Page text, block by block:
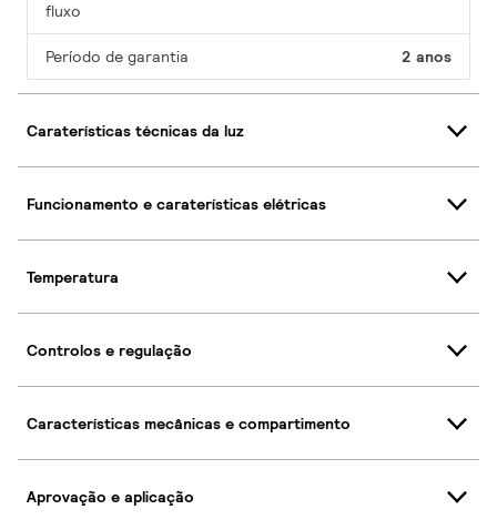
fluxo
Período de garantia 2 anos
Caraterísticas técnicas da luz
Funcionamento e caraterísticas elétricas
Temperatura
Controlos e regulação
Características mecânicas e compartimento
Aprovação e aplicação